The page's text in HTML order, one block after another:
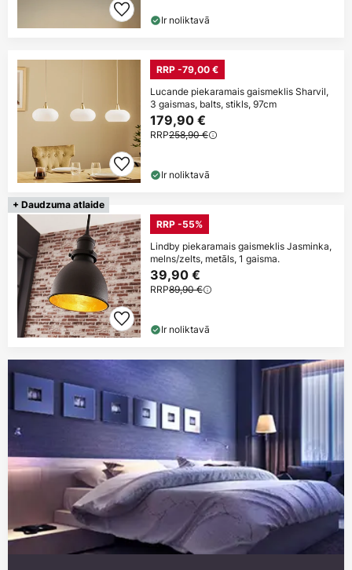
Ir noliktavā
RRP -79,00 €
Lucande piekaramais gaismeklis Sharvil,
3 gaismas, balts, stikls, 97cm
179,90 €
RRP258,90 €
Ir noliktavā
+ Daudzuma atlaide
RRP -55%
Lindby piekaramais gaismeklis Jasminka,
melns/zelts, metāls, 1 gaisma.
39,90 €
RRP89,90 €
Ir noliktavā